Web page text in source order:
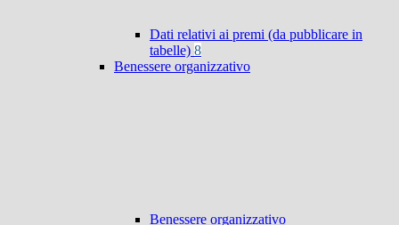
Dati relativi ai premi (da pubblicare in
tabelle) 8
Benessere organizzativo
Benessere organizzativo